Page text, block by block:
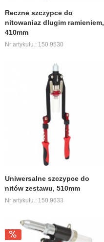
Reczne szczypce do
nitowaniaz dlugim ramieniem,
410mm
Nr artykułu.: 150.9530
Uniwersalne szczypce do
nitów zestawu, 510mm
Nr artykułu.: 150.9633